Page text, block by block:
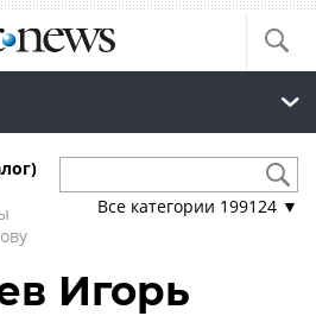
Все категории 199124 ▼
Игорь